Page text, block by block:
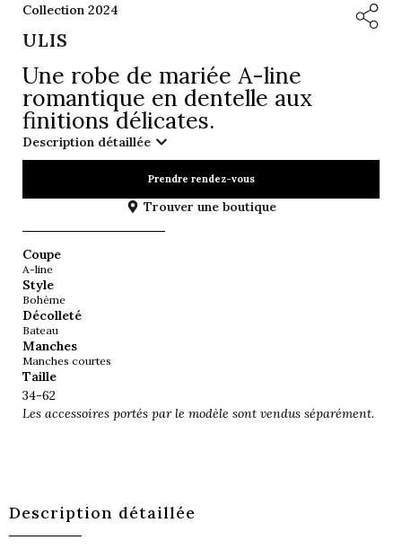
Collection 2024
ULIS
Une robe de mariée A-line
romantique en dentelle aux
finitions délicates.
Description détaillée
Prendre rendez-vous
Trouver une boutique
Coupe
A-line
Style
Bohème
Décolleté
Bateau
Manches
Manches courtes
Taille
34-62
Les accessoires portés par le modèle sont vendus séparément.
Description détaillée